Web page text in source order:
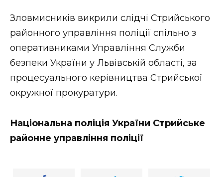
Зловмисників викрили слідчі Стрийського
районного управління поліції спільно з
оперативниками Управління Служби
безпеки України у Львівській області, за
процесуального керівництва Стрийської
окружної прокуратури.
Національна поліція України Стрийське
районне управління поліції